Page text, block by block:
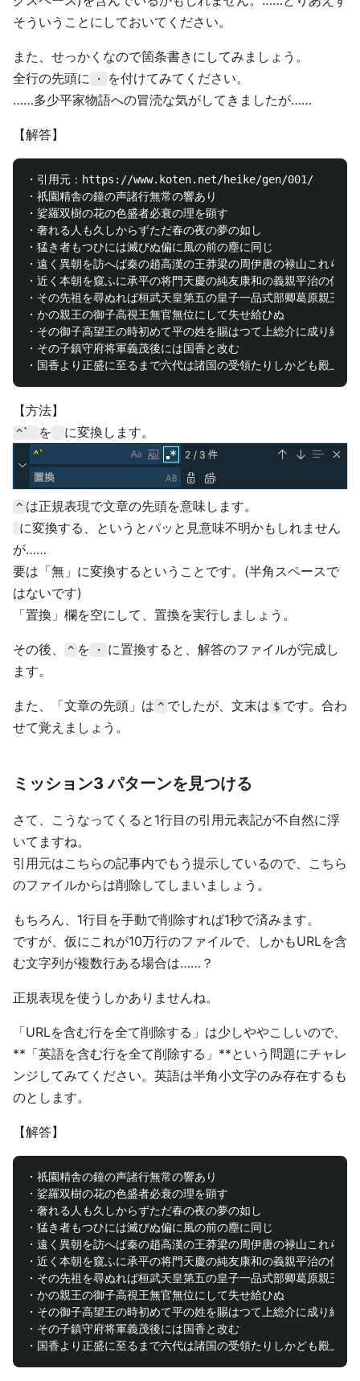
そういうことにしておいてください。
また、せっかくなので箇条書きにしてみましょう。
全行の先頭に
・
を付けてみてください。
……多少平家物語への冒涜な気がしてきましたが……
【解答】
・引用元：https://www.koten.net/heike/gen/001/
・祇園精舎の鐘の声諸行無常の響あり
・娑羅双樹の花の色盛者必衰の理を顕す
・奢れる人も久しからずただ春の夜の夢の如し
・猛き者もつひには滅びぬ偏に風の前の塵に同じ
・遠く異朝を訪へば秦の趙高漢の王莽梁の周伊唐の禄山これら
・近く本朝を窺ふに承平の将門天慶の純友康和の義親平治の信
・その先祖を尋ぬれば桓武天皇第五の皇子一品式部卿葛原親王
・かの親王の御子高視王無官無位にして失せ給ひぬ
・その御子高望王の時初めて平の姓を賜はつて上総介に成り給
・その子鎮守府将軍義茂後には国香と改む
【方法】
^` を に変換します。
^ は正規表現で文章の先頭を意味します。
に変換する、というとパッと見意味不明かもしれません
が……
要は「無」に変換するということです。(半角スペースで
はないです)
「置換」欄を空にして、置換を実行しましょう。
その後、 ^ を ・
に置換すると、解答のファイルが完成し
ます。
また、「文章の先頭」は ^ でしたが、文末は $ です。合わ
せて覚えましょう。
ミッション3 パターンを見つける
さて、こうなってくると1行目の引用元表記が不自然に浮
いてますね。
引用元はこちらの記事内でもう提示しているので、こちら
のファイルからは削除してしまいましょう。
もちろん、1行目を手動で削除すれば1秒で済みます。
ですが、仮にこれが10万行のファイルで、しかもURLを含
む文字列が複数行ある場合は……？
正規表現を使うしかありませんね。
「URLを含む行を全て削除する」は少しややこしいので、
**「英語を含む行を全て削除する」**という問題にチャレ
ンジしてみてください。英語は半角小文字のみ存在するも
のとします。
【解答】
・祇園精舎の鐘の声諸行無常の響あり
・娑羅双樹の花の色盛者必衰の理を顕す
・奢れる人も久しからずただ春の夜の夢の如し
・猛き者もつひには滅びぬ偏に風の前の塵に同じ
・遠く異朝を訪へば秦の趙高漢の王莽梁の周伊唐の禄山これら
・近く本朝を窺ふに承平の将門天慶の純友康和の義親平治の信
・その先祖を尋ぬれば桓武天皇第五の皇子一品式部卿葛原親王
・かの親王の御子高視王無官無位にして失せ給ひぬ
・その御子高望王の時初めて平の姓を賜はつて上総介に成り給
・その子鎮守府将軍義茂後には国香と改む